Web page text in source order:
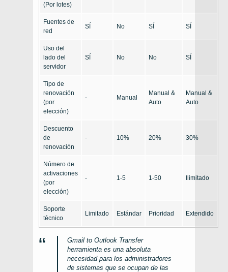
(Por lotes)
Fuentes de
red
SÍ No SÍ SÍ
Uso del
lado del
servidor
SÍ No No SÍ
Tipo de
renovación
(por
elección)
- Manual
Manual &
Auto
Manual &
Auto
Descuento
de
renovación
- 10% 20% 30%
Número de
activaciones
(por
elección)
- 1-5 1-50 Ilimitado
Soporte
técnico
Limitado Estándar Prioridad Extendido
Gmail to Outlook Transfer
herramienta es una absoluta
necesidad para los administradores
de sistemas que se ocupan de las